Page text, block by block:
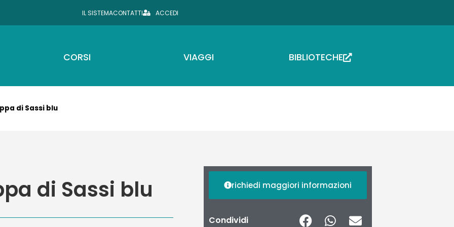
IL SISTEMACONTATTI ACCEDI
CORSI VIAGGI BIBLIOTECHE
di Sassi blu
di Sassi blu richiedi maggiori informazioni
Condividi